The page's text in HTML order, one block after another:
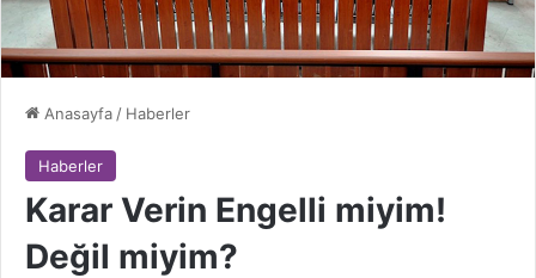
Anasayfa / Haberler
Haberler
Karar Verin Engelli miyim!
Değil miyim?